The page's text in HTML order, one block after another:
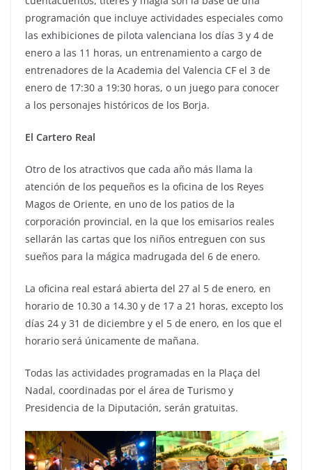
programación que incluye actividades especiales como
las exhibiciones de pilota valenciana los días 3 y 4 de
enero a las 11 horas, un entrenamiento a cargo de
entrenadores de la Academia del Valencia CF el 3 de
enero de 17:30 a 19:30 horas, o un juego para conocer
a los personajes históricos de los Borja.
El Cartero Real
Otro de los atractivos que cada año más llama la
atención de los pequeños es la oficina de los Reyes
Magos de Oriente, en uno de los patios de la
corporación provincial, en la que los emisarios reales
sellarán las cartas que los niños entreguen con sus
sueños para la mágica madrugada del 6 de enero.
La oficina real estará abierta del 27 al 5 de enero, en
horario de 10.30 a 14.30 y de 17 a 21 horas, excepto los
días 24 y 31 de diciembre y el 5 de enero, en los que el
horario será únicamente de mañana.
Todas las actividades programadas en la Plaça del
Nadal, coordinadas por el área de Turismo y
Presidencia de la Diputación, serán gratuitas.